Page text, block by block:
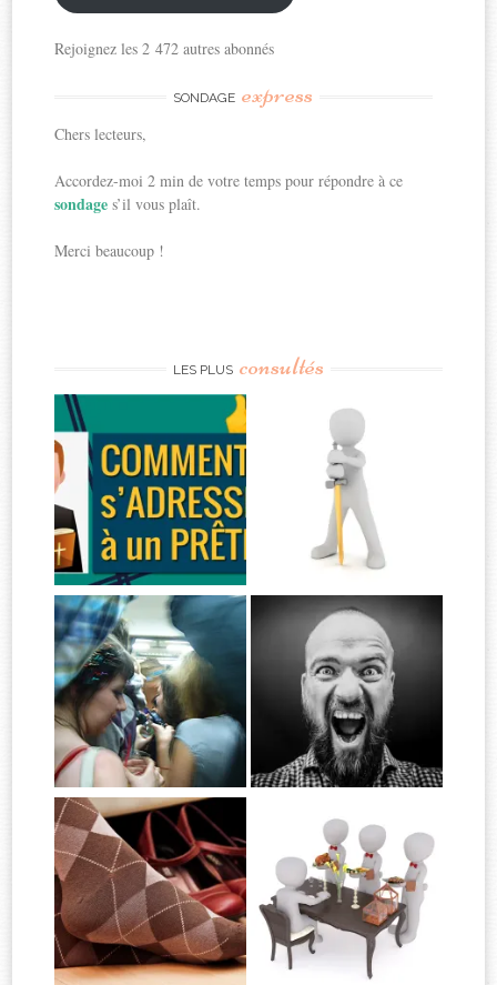
Rejoignez les 2 472 autres abonnés
SONDAGE express
Chers lecteurs,
Accordez-moi 2 min de votre temps pour répondre à ce
sondages’il vous plaît.
Merci beaucoup !
LES PLUS consultés